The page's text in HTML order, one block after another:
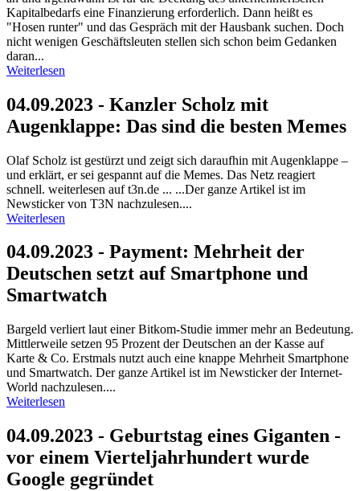
Kapitalbedarfs eine Finanzierung erforderlich. Dann heißt es
"Hosen runter" und das Gespräch mit der Hausbank suchen. Doch
nicht wenigen Geschäftsleuten stellen sich schon beim Gedanken
daran...
Weiterlesen
04.09.2023 - Kanzler Scholz mit
Augenklappe: Das sind die besten Memes
Olaf Scholz ist gestürzt und zeigt sich daraufhin mit Augenklappe –
und erklärt, er sei gespannt auf die Memes. Das Netz reagiert
schnell. weiterlesen auf t3n.de ... ...Der ganze Artikel ist im
Newsticker von T3N nachzulesen....
Weiterlesen
04.09.2023 - Payment: Mehrheit der
Deutschen setzt auf Smartphone und
Smartwatch
Bargeld verliert laut einer Bitkom-Studie immer mehr an Bedeutung.
Mittlerweile setzen 95 Prozent der Deutschen an der Kasse auf
Karte & Co. Erstmals nutzt auch eine knappe Mehrheit Smartphone
und Smartwatch. Der ganze Artikel ist im Newsticker der Internet-
World nachzulesen....
Weiterlesen
04.09.2023 - Geburtstag eines Giganten -
vor einem Vierteljahrhundert wurde
Google gegründet